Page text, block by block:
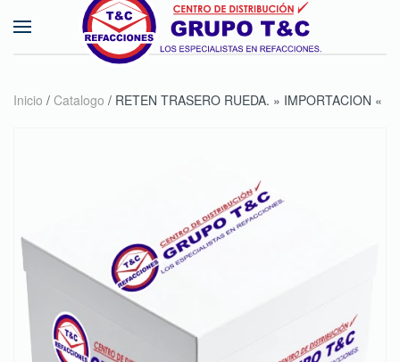
Skip to main content
Inicio / Catalogo / RETEN TRASERO RUEDA. » IMPORTACION «